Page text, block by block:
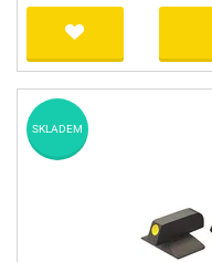
SKLADEM